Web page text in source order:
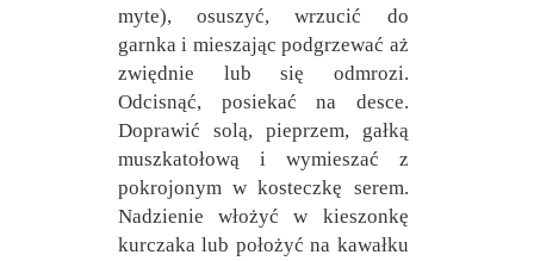
myte), osuszyć, wrzucić do
garnka i mieszając podgrzewać aż
zwiędnie lub się odmrozi.
Odcisnąć, posiekać na desce.
Doprawić solą, pieprzem, gałką
muszkatołową i wymieszać z
pokrojonym w kosteczkę serem.
Nadzienie włożyć w kieszonkę
kurczaka lub położyć na kawałku